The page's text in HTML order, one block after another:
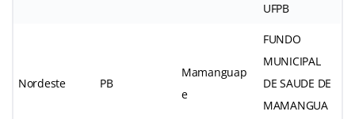
UFPB
Nordeste PB
Mamanguap
e
FUNDO
MUNICIPAL
DE SAUDE DE
MAMANGUA